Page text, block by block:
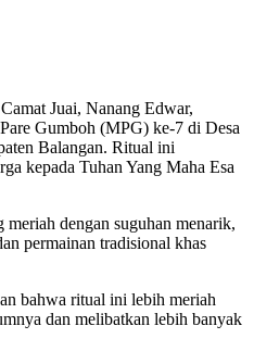
Juai, Nanang Edwar,
Gumboh (MPG) ke-7 di Desa
Balangan. Ritual ini
kepada Tuhan Yang Maha Esa
dengan suguhan menarik,
permainan tradisional khas
bahwa ritual ini lebih meriah
dan melibatkan lebih banyak